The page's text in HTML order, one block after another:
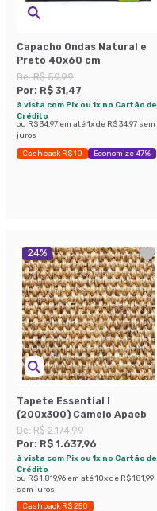
Capacho Ondas Natural e
Preto 40x60 cm
De:R$ 59,99
Por: R$ 31,47
à vista com Pix ou 1x no Cartão de
Crédito
ou R$ 34,97 em até1x de R$ 34,97 sem
juros
Cashback R$ 10 Economize 47%
24%
Tapete Essential I
(200x300) Camelo Apaeb
De:R$ 2.174,99
Por: R$ 1.637,96
à vista com Pix ou 1x no Cartão de
Crédito
ou R$ 1.819,96 em até10x de R$ 181,99
sem juros
Cashback R$ 250